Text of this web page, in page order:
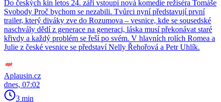
Do českých kin letos 24. září vstoupí nová komedie režiséra Tomáše
Svobody Proč bychom se nezabili. Tvůrci nyní představují první
trailer, který diváky zve do Rozumova – vesnice, kde se sousedské
naschvály dědí z generace na generaci, láska musí překonávat staré
křivdy a každý problém se řeší po svém. V hlavních rolích Romea a
Julie z české vesnice se představí Nelly Řehořová a Petr Uhlík.
Aplausin.cz
dnes, 07:02
3 min